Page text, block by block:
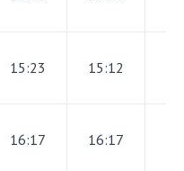
15:23 15:12
16:17 16:17